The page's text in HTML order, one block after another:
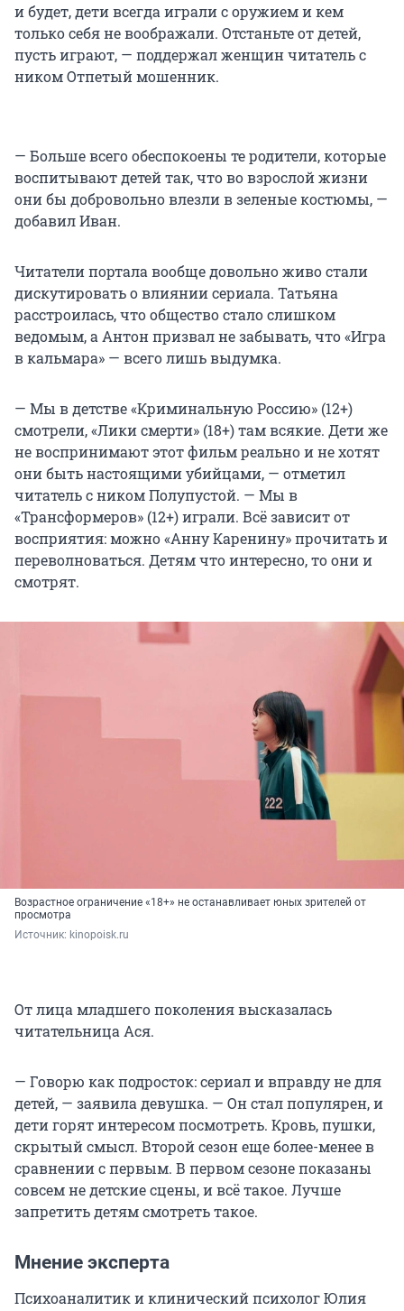
и будет, дети всегда играли с оружием и кем
только себя не воображали. Отстаньте от детей,
пусть играют, — поддержал женщин читатель с
ником Отпетый мошенник.
— Больше всего обеспокоены те родители, которые
воспитывают детей так, что во взрослой жизни
они бы добровольно влезли в зеленые костюмы, —
добавил Иван.
Читатели портала вообще довольно живо стали
дискутировать о влиянии сериала. Татьяна
расстроилась, что общество стало слишком
ведомым, а Антон призвал не забывать, что «Игра
в кальмара» — всего лишь выдумка.
— Мы в детстве «Криминальную Россию» (12+)
смотрели, «Лики смерти» (18+) там всякие. Дети же
не воспринимают этот фильм реально и не хотят
они быть настоящими убийцами, — отметил
читатель с ником Полупустой. — Мы в
«Трансформеров» (12+) играли. Всё зависит от
восприятия: можно «Анну Каренину» прочитать и
переволноваться. Детям что интересно, то они и
смотрят.
Возрастное ограничение «18+» не останавливает юных зрителей от
просмотра
Источник: kinopoisk.ru
От лица младшего поколения высказалась
читательница Ася.
— Говорю как подросток: сериал и вправду не для
детей, — заявила девушка. — Он стал популярен, и
дети горят интересом посмотреть. Кровь, пушки,
скрытый смысл. Второй сезон еще более-менее в
сравнении с первым. В первом сезоне показаны
совсем не детские сцены, и всё такое. Лучше
запретить детям смотреть такое.
Мнение эксперта
Психоаналитик и клинический психолог Юлия